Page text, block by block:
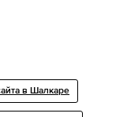
в Шалкаре